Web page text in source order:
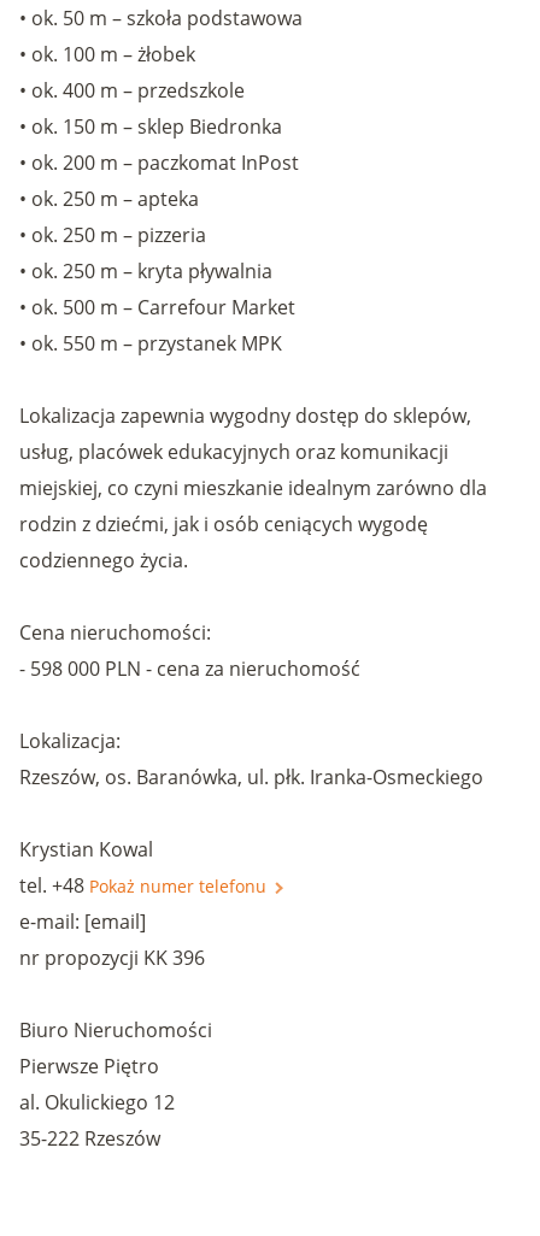
• ok. 50 m – szkoła podstawowa
• ok. 100 m – żłobek
• ok. 400 m – przedszkole
• ok. 150 m – sklep Biedronka
• ok. 200 m – paczkomat InPost
• ok. 250 m – apteka
• ok. 250 m – pizzeria
• ok. 250 m – kryta pływalnia
• ok. 500 m – Carrefour Market
• ok. 550 m – przystanek MPK
Lokalizacja zapewnia wygodny dostęp do sklepów,
usług, placówek edukacyjnych oraz komunikacji
miejskiej, co czyni mieszkanie idealnym zarówno dla
rodzin z dziećmi, jak i osób ceniących wygodę
codziennego życia.
Cena nieruchomości:
- 598 000 PLN - cena za nieruchomość
Lokalizacja:
Rzeszów, os. Baranówka, ul. płk. Iranka-Osmeckiego
Krystian Kowal
tel. +48 Pokaż numer telefonu
e-mail: [email]
nr propozycji KK 396
Biuro Nieruchomości
Pierwsze Piętro
al. Okulickiego 12
35-222 Rzeszów